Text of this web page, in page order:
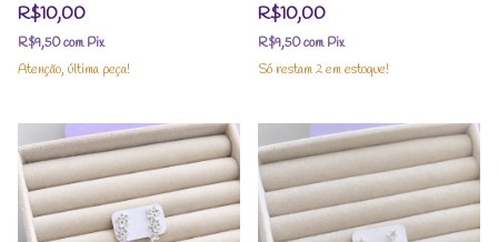
R$10,00
R$9,50com Pix
Atenção, última peça!
R$10,00
R$9,50com Pix
Só restam2em estoque!